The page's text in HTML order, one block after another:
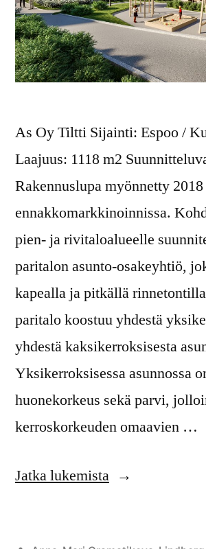
As Oy Tiltti Sijainti: Espoo /
Laajuus: 1118 m2
Rakennuslupa myönnetty
ennakkomarkkinoinnissa.
pien- ja rivitaloalueelle
paritalon asunto-osakeyhtiö,
kapealla ja pitkällä
paritalo koostuu yhdestä
yhdestä kaksikerroksisesta
Yksikerroksisessa asunnossa
huonekorkeus sekä parvi,
kerroskorkeuden omaavien …
Jatka lukemista